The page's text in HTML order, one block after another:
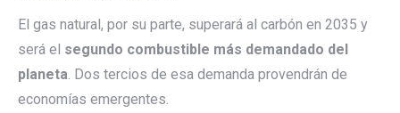
El gas natural, por su parte, superará al carbón en 2035 y
será el segundo combustible más demandado del
planeta. Dos tercios de esa demanda provendrán de
economías emergentes.